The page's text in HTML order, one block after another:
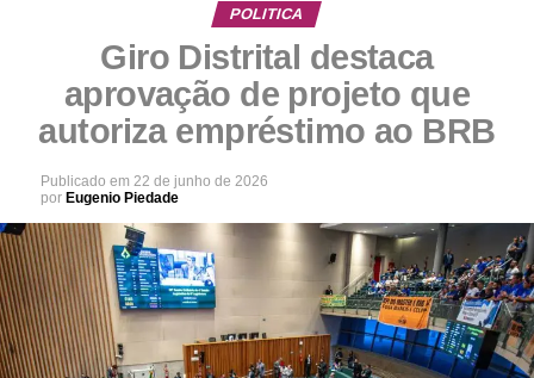
POLITICA
Giro Distrital destaca
aprovação de projeto que
autoriza empréstimo ao BRB
Publicado em 22 de junho de 2026
por Eugenio Piedade